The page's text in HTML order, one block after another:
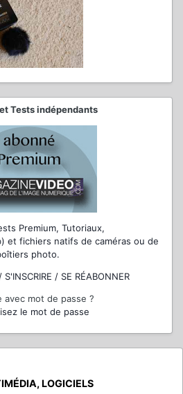
Tests indépendants
Premium, Tutoriaux,
et fichiers natifs de caméras ou de
photo.
S'INSCRIRE / SE RÉABONNER
avec mot de passe ?
le mot de passe
LOGICIELS